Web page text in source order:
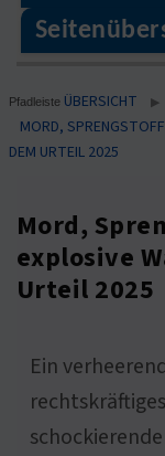
Pfadleiste ÜBERSICHT ▶
MORD,
DEM URTEIL 2025
Mord,
explosive
Urteil 2025
Ein